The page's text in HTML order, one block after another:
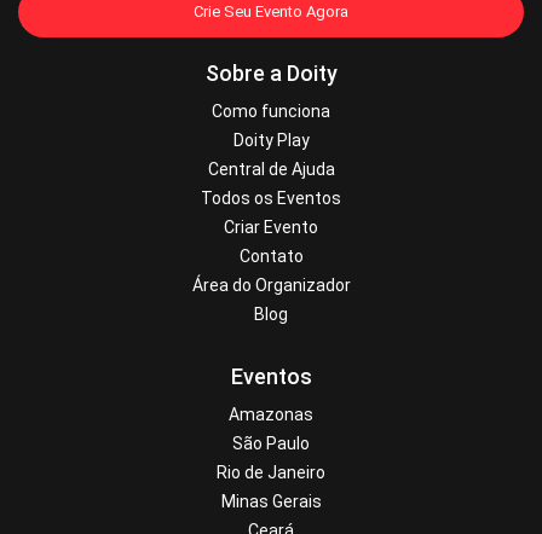
Crie Seu Evento Agora
Sobre a Doity
Como funciona
Doity Play
Central de Ajuda
Todos os Eventos
Criar Evento
Contato
Área do Organizador
Blog
Eventos
Amazonas
São Paulo
Rio de Janeiro
Minas Gerais